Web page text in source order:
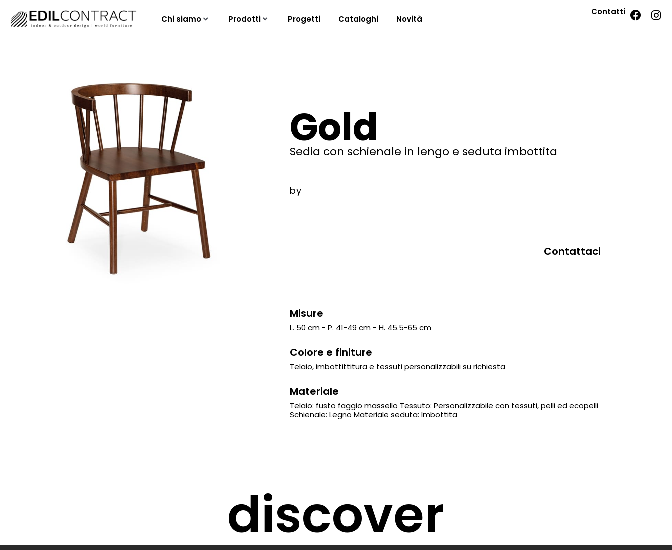
Chi siamo Prodotti Progetti Cataloghi Novità
Contatti
Gold
Sedia con schienale in lengo e seduta imbottita
by
Contattaci
Misure
L. 50 cm - P. 41-49 cm - H. 45.5-65 cm
Colore e finiture
Telaio, imbottittitura e tessuti personalizzabili su richiesta
Materiale
Telaio: fusto faggio massello Tessuto: Personalizzabile con tessuti, pelli ed ecopelli
Schienale: Legno Materiale seduta: Imbottita
discover